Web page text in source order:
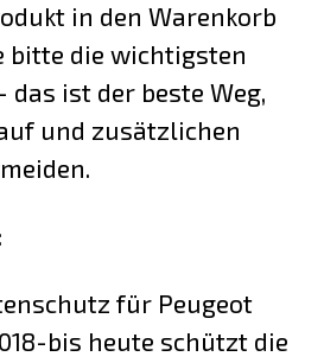
in den Warenkorb
bitte die wichtigsten
ist der beste Weg,
und zusätzlichen
für Peugeot
bis heute schützt die